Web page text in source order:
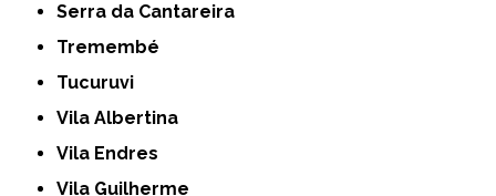
Serra da Cantareira
Tremembé
Tucuruvi
Vila Albertina
Vila Endres
Vila Guilherme